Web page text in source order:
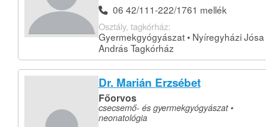
06 42/111-222/1761 mellék
Osztály, tagkórház:
Gyermekgyógyászat • Nyíregyházi Jósa
András Tagkórház
Dr. Marián Erzsébet
Főorvos
csecsemő- és gyermekgyógyászat •
neonatológia